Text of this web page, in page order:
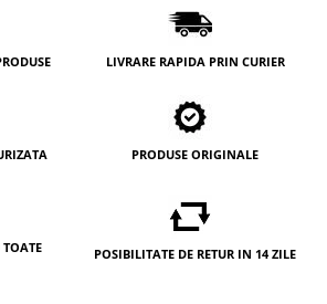
LIVRARE RAPIDA PRIN CURIER
PRODUSE ORIGINALE
POSIBILITATE DE RETUR IN 14 ZILE